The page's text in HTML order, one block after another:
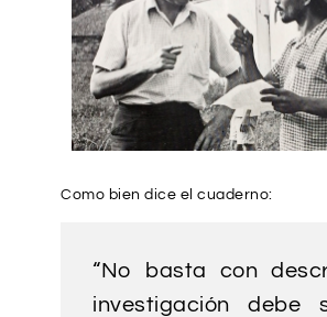
Como bien dice el cuaderno:
“No basta con
investigación debe